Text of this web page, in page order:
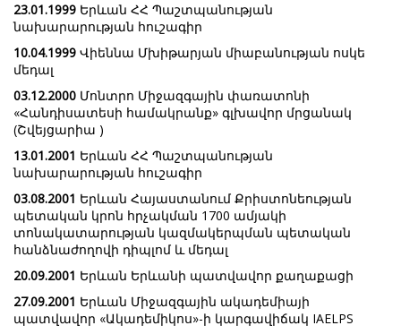
23.01.1999 Երևան ՀՀ Պաշտպանության
նախարարության հուշագիր
10.04.1999 Վիեննա Մխիթարյան միաբանության ոսկե
մեդալ
03.12.2000 Մոնտրո Միջազգային փառատոնի
«Հանդիսատեսի համակրանք» գլխավոր մրցանակ
(Շվեյցարիա )
13.01.2001 Երևան ՀՀ Պաշտպանության
նախարարության հուշագիր
03.08.2001 Երևան Հայաստանում Քրիստոնեության
պետական կրոն հրչակման 1700 ամյակի
տոնակատարության կազմակերպման պետական
հանձնաժողովի դիպլոմ և մեդալ
20.09.2001 Երևան Երևանի պատվավոր քաղաքացի
27.09.2001 Երևան Միջազգային ակադեմիայի
պատվավոր «Ակադեմիկոս»-ի կարգավիճակ IAELPS